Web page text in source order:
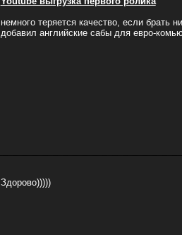
немного теряется качество, если брать
добавил английские сабы для евро-
Здорово)))))